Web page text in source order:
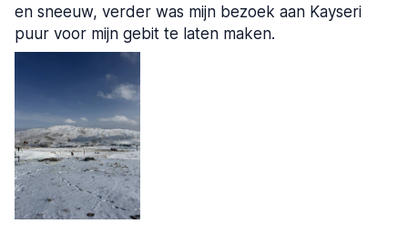
en sneeuw, verder was mijn bezoek aan Kayseri
puur voor mijn gebit te laten maken.